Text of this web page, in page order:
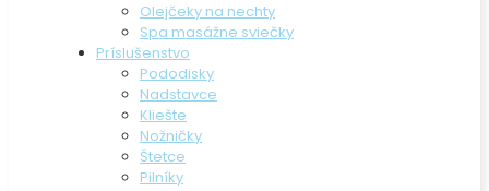
Olejčeky na nechty
Spa masážne sviečky
Príslušenstvo
Pododisky
Nadstavce
Kliešte
Nožničky
Štetce
Pilníky